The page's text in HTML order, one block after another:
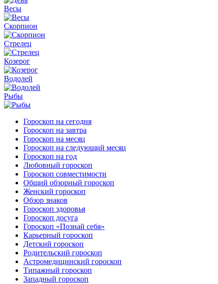
Весы
Скорпион
Стрелец
Козерог
Водолей
Рыбы
Гороскоп на сегодня
Гороскоп на завтра
Гороскоп на месяц
Гороскоп на следующий месяц
Гороскоп на год
Любовный гороскоп
Гороскоп совместимости
Общий обзорный гороскоп
Женский гороскоп
Обзор знаков
Гороскоп здоровья
Гороскоп досуга
Гороскоп «Познай себя»
Карьерный гороскоп
Детский гороскоп
Родительский гороскоп
Астромедицинский гороскоп
Типажный гороскоп
Западный гороскоп